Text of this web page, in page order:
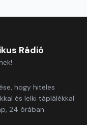
Rádió
hogy hiteles
és lelki táplálékkal
24 órában.